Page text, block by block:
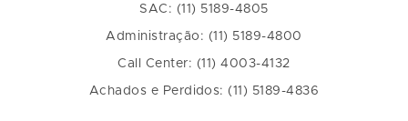
SAC: (11) 5189-4805
Administração: (11) 5189-4800
Call Center: (11) 4003-4132
Achados e Perdidos: (11) 5189-4836